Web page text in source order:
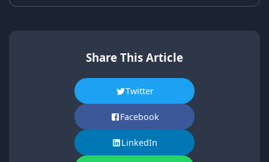
Share This Article
Twitter
Facebook
LinkedIn